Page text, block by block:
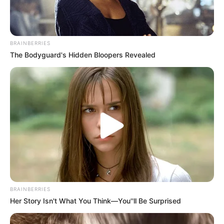
Sachsen-Anhalt
Schleswig-Holstein
Thüringen
Wäre es nicht besser, wenn sich die Präsidenten und
Generäle mit Knüppeln gegenseitig erschlagen würden,
statt mit ihren Herdenarmeen so viele andere Menschen
zu ermorden?
weitere Kalauer
Quermania folgen: Impressum & Kontakt
Smartphone Startseite
BRAINBERRIES
The Bodyguard's Hidden Bloopers Revealed
BRAINBERRIES
Her Story Isn't What You Think—You''ll Be Surprised